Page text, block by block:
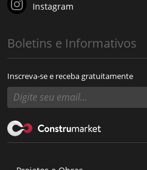
Instagram
Boletins e Informativos
Inscreva-se e receba gratuitamente